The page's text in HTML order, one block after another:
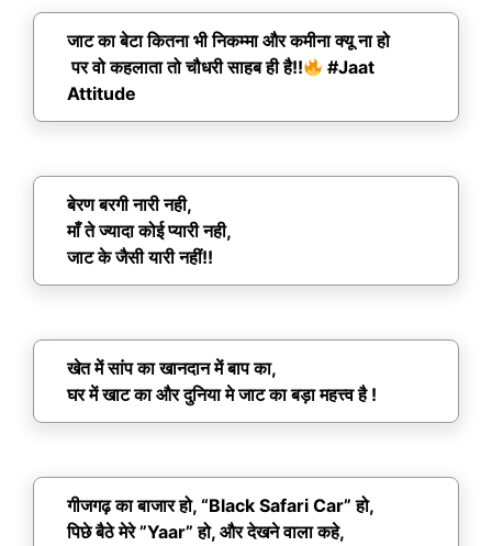
जाट का बेटा कितना भी निकम्मा और कमीना क्यू ना हो
पर वो कहलाता तो चौधरी साहब ही है!!
#Jaat
Attitude
बेरण बरगी नारी नही,
माँ ते ज्यादा कोई प्यारी नही,
जाट के जैसी यारी नहीं!!
खेत में सांप का खानदान में बाप का,
घर में खाट का और दुनिया मे जाट का बड़ा महत्त्व है !
गीजगढ़ का बाजार हो, “Black Safari Car” हो,
पिछे बैठे मेरे ”Yaar” हो, और देखने वाला कहे,